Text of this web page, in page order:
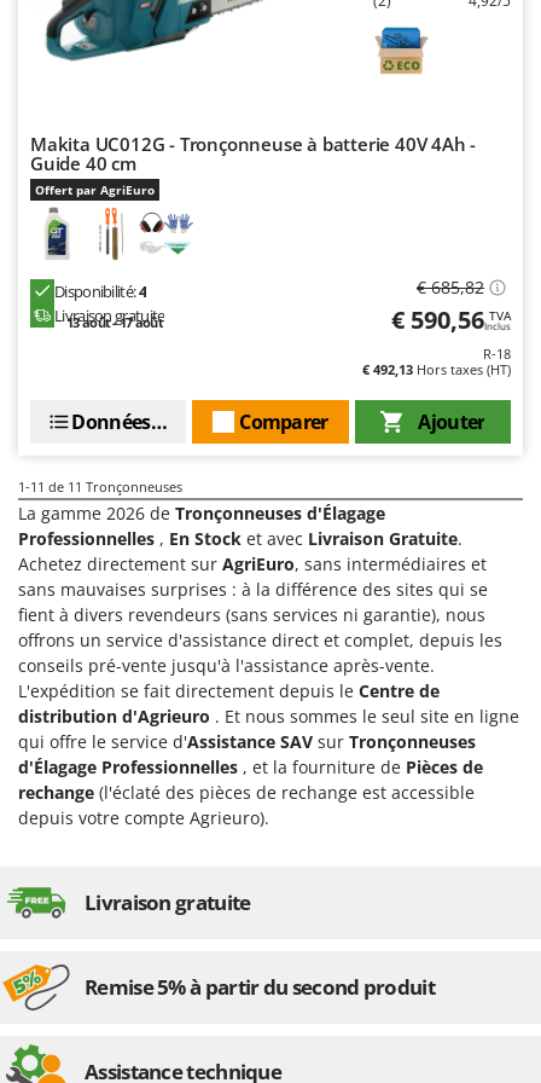
Seven Italy
Shark
Sirman
Skil
Smartwood
Smeg
Snapper
Spiralmac
Spring Protezione
Spyro
Stanley
Stiga
Stocker
Sunseeker
T
Tecla
TecnoGen
Tellarini Pompe
Telwin
Titania
Tre Spade
Trotec
Makita UC012G - Tronçonneuse à batterie 40V 4Ah -
Guide 40 cm
Offert par AgriEuro
Disponibilité:4
Livraison gratuite
13 août - 17 août
€ 685,82
€ 590,56 TVA
Inclus
R-18
€ 492,13 Hors taxes (HT)
Ajouter
Comparer
Données techniques
1-11 de 11 Tronçonneuses
La gamme 2026 de Tronçonneuses d'Élagage
Professionnelles , En Stock et avec Livraison Gratuite.
Achetez directement sur AgriEuro, sans intermédiaires et
sans mauvaises surprises : à la différence des sites qui se
fient à divers revendeurs (sans services ni garantie), nous
offrons un service d'assistance direct et complet, depuis les
conseils pré-vente jusqu'à l'assistance après-vente.
L'expédition se fait directement depuis le Centre de
distribution d'Agrieuro . Et nous sommes le seul site en ligne
qui offre le service d'Assistance SAV sur Tronçonneuses
d'Élagage Professionnelles , et la fourniture de Pièces de
rechange (l'éclaté des pièces de rechange est accessible
depuis votre compte Agrieuro).
Livraison gratuite
Remise 5% à partir du second produit
Assistance technique